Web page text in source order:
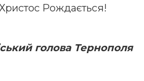
Рождається!
голова Тернополя